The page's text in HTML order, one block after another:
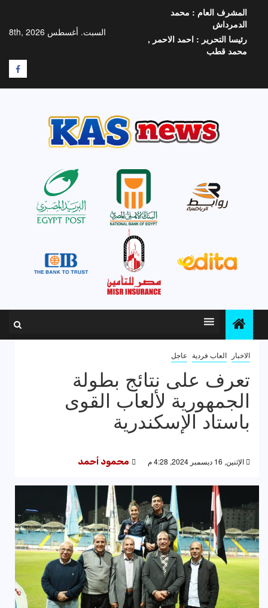
المحتوى
السبت. أغسطس 8th, 2026
المشرف العام : محمد
الدمرداش
رئيسا التحرير : احمد الاحمر ,
محمد قطب
F
الاخبار العاب فردية عاجل
تعرف على نتائج بطولة
الجمهورية لألعاب القوى
باستاد الإسكندرية
الإثنين, 16 ديسمبر 2024, 4:28 م محمود أحمد